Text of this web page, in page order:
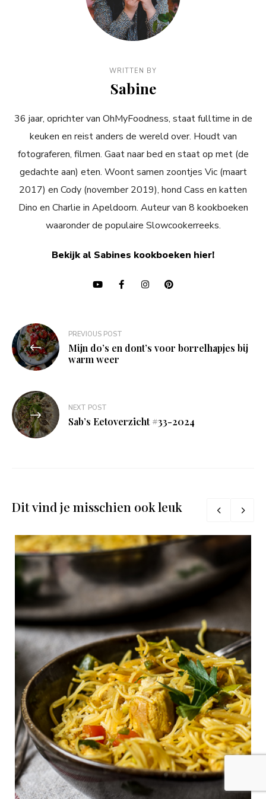
WRITTEN BY
Sabine
36 jaar, oprichter van OhMyFoodness, staat fulltime in de
keuken en reist anders de wereld over. Houdt van
fotograferen, filmen. Gaat naar bed en staat op met (de
gedachte aan) eten. Woont samen zoontjes Vic (maart
2017) en Cody (november 2019), hond Cass en katten
Dino en Charlie in Apeldoorn. Auteur van 8 kookboeken
waaronder de populaire Slowcookerreeks.
Bekijk al Sabines kookboeken hier!
Bericht
navigatie
PREVIOUS POST
Mijn do’s en dont’s voor borrelhapjes bij
warm weer
NEXT POST
Sab’s Eetoverzicht #33-2024
Dit vind je misschien ook leuk